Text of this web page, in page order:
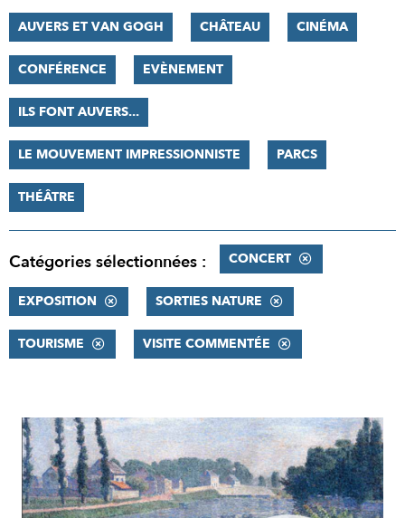
AUVERS ET VAN GOGH CHÂTEAU CINÉMA
CONFÉRENCE EVÈNEMENT
ILS FONT AUVERS...
LE MOUVEMENT IMPRESSIONNISTE PARCS
THÉÂTRE
Catégories sélectionnées : CONCERT
EXPOSITION SORTIES NATURE
TOURISME VISITE COMMENTÉE
RÉSULTATS